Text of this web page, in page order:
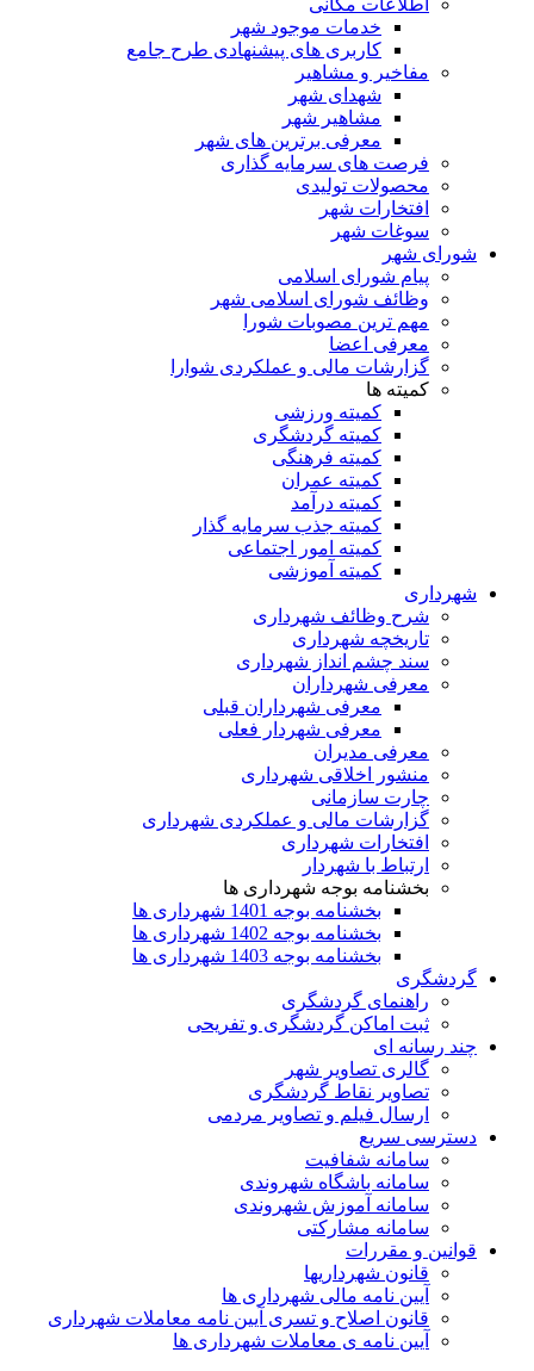
اطلاعات مکانی
خدمات موجود شهر
کاربری های پیشنهادی طرح جامع
مفاخیر و مشاهیر
شهدای شهر
مشاهیر شهر
معرفی برترین های شهر
فرصت های سرمایه گذاری
محصولات تولیدی
افتخارات شهر
سوغات شهر
شورای شهر
پیام شورای اسلامی
وظائف شورای اسلامی شهر
مهم ترین مصوبات شورا
معرفی اعضا
گزارشات مالی و عملکردی شوارا
کمیته ها
کمیته ورزشی
کمیته گردشگری
کمیته فرهنگی
کمیته عمران
کمیته درآمد
کمیته جذب سرمایه گذار
کمیته امور اجتماعی
کمیته آموزشی
شهرداری
شرح وظائف شهرداری
تاریخچه شهرداری
سند چشم انداز شهرداری
معرفی شهرداران
معرفی شهرداران قبلی
معرفی شهردار فعلی
معرفی مدیران
منشور اخلاقی شهرداری
چارت سازمانی
گزارشات مالی و عملکردی شهرداری
افتخارات شهرداری
ارتباط با شهردار
بخشنامه بوجه شهرداری ها
بخشنامه بوجه 1401 شهرداری ها
بخشنامه بوجه 1402 شهرداری ها
بخشنامه بوجه 1403 شهرداری ها
گردشگری
راهنمای گردشگری
ثبت اماکن گردشگری و تفریحی
چند رسانه ای
گالری تصاویر شهر
تصاویر نقاط گردشگری
ارسال فیلم و تصاویر مردمی
دسترسی سریع
سامانه شفافیت
سامانه باشگاه شهروندی
سامانه آموزش شهروندی
سامانه مشارکتی
قوانین و مقررات
قانون شهرداریها
آیین نامه مالی شهرداری ها
قانون اصلاح و تسری آیین نامه معاملات شهرداری
آیین نامه ی معاملات شهرداری ها